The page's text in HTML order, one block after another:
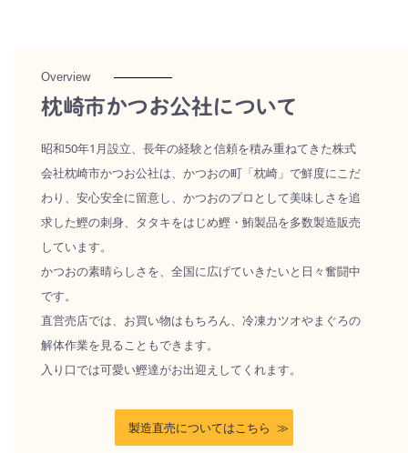
Overview
枕崎市かつお公社について
昭和50年1月設立、長年の経験と信頼を積み重ねてきた株式
会社枕崎市かつお公社は、かつおの町「枕崎」で鮮度にこだ
わり、安心安全に留意し、かつおのプロとして美味しさを追
求した鰹の刺身、タタキをはじめ鰹・鮪製品を多数製造販売
しています。
かつおの素晴らしさを、全国に広げていきたいと日々奮闘中
です。
直営売店では、お買い物はもちろん、冷凍カツオやまぐろの
解体作業を見ることもできます。
入り口では可愛い鰹達がお出迎えしてくれます。
製造直売についてはこちら